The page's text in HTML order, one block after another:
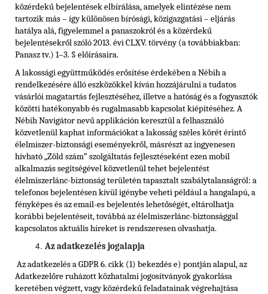
közérdekű bejelentések elbírálása, amelyek elintézése nem
tartozik más – így különösen bírósági, közigazgatási – eljárás
hatálya alá, figyelemmel a panaszokról és a közérdekű
bejelentésekről szóló 2013. évi CLXV. törvény (a továbbiakban:
Panasz tv.) 1–3. § előírásaira.
A lakossági együttműködés erősítése érdekében a Nébih a
rendelkezésére álló eszközökkel kíván hozzájárulni a tudatos
vásárlói magatartás fejlesztéséhez, illetve a hatóság és a fogyasztók
közötti hatékonyabb és rugalmasabb kapcsolat kiépítéséhez. A
Nébih Navigátor nevű applikáción keresztül a felhasználó
közvetlenül kaphat információkat a lakosság széles körét érintő
élelmiszer-biztonsági eseményekről, másrészt az ingyenesen
hívható „Zöld szám” szolgáltatás fejlesztéseként ezen mobil
alkalmazás segítségével közvetlenül tehet bejelentést
élelmiszerlánc-biztonság területén tapasztalt szabálytalanságról: a
telefonos bejelentésen kívül igénybe veheti például a hangalapú, a
fényképes és az email-es bejelentés lehetőségét, eltárolhatja
korábbi bejelentéseit, továbbá az élelmiszerlánc-biztonsággal
kapcsolatos aktuális híreket is rendszeresen olvashatja.
Az adatkezelés jogalapja
Az adatkezelés a GDPR 6. cikk (1) bekezdés e) pontján alapul, az
Adatkezelőre ruházott közhatalmi jogosítványok gyakorlása
keretében végzett, vagy közérdekű feladatainak végrehajtása